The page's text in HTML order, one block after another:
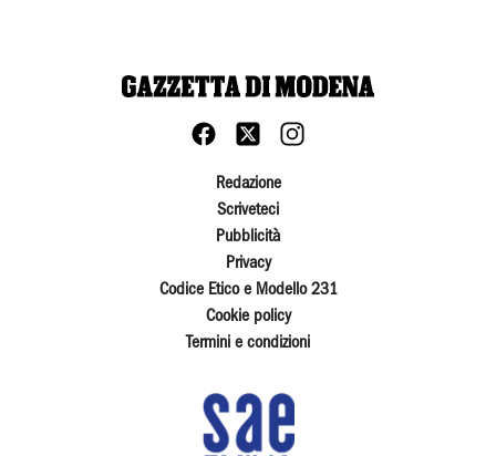
Redazione
Scriveteci
Pubblicità
Privacy
Codice Etico e Modello 231
Cookie policy
Termini e condizioni